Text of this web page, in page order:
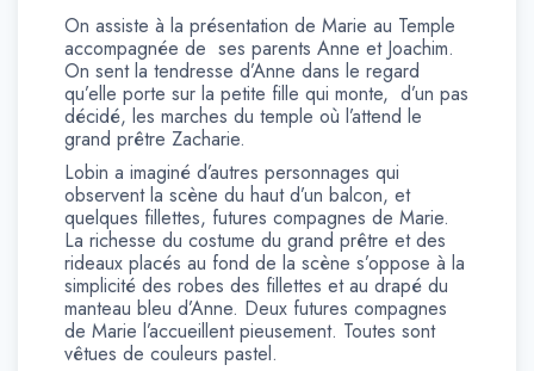
On assiste à la présentation de Marie au Temple
accompagnée de ses parents Anne et Joachim.
On sent la tendresse d’Anne dans le regard
qu’elle porte sur la petite fille qui monte, d’un pas
décidé, les marches du temple où l’attend le
grand prêtre Zacharie.
Lobin a imaginé d’autres personnages qui
observent la scène du haut d’un balcon, et
quelques fillettes, futures compagnes de Marie.
La richesse du costume du grand prêtre et des
rideaux placés au fond de la scène s’oppose à la
simplicité des robes des fillettes et au drapé du
manteau bleu d’Anne. Deux futures compagnes
de Marie l’accueillent pieusement. Toutes sont
vêtues de couleurs pastel.